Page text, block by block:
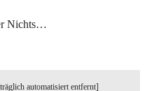
Nichts…
automatisiert entfernt]